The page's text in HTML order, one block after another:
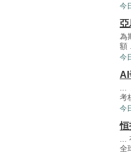
今
亞
為
額
今
AI
考
今
恒
全